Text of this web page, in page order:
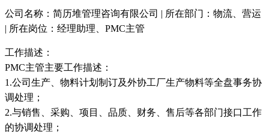
公司名称：简历堆管理咨询有限公司 | 所在部门：物流、营运
| 所在岗位：经理助理、PMC主管
工作描述：
PMC主管主要工作描述：
1.公司生产、物料计划制订及外协工厂生产物料等全盘事务协
调处理；
2.与销售、采购、项目、品质、财务、售后等各部门接口工作
的协调处理；